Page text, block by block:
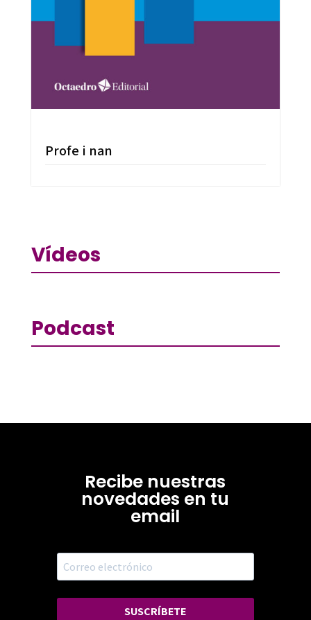
Profe i nan
Vídeos
Podcast
Recibe nuestras
novedades en tu
email
SUSCRÍBETE